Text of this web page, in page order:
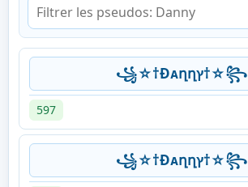
꧁☆†Ðᴀղղץ†☆꧂
597
꧁☆†Ðᴀղղץ†☆꧂